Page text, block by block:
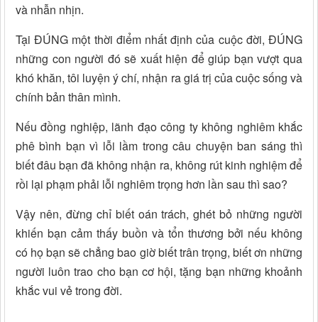
và nhẫn nhịn.
Tại ĐÚNG một thời điểm nhất định của cuộc đời, ĐÚNG
những con người đó sẽ xuất hiện để giúp bạn vượt qua
khó khăn, tôi luyện ý chí, nhận ra giá trị của cuộc sống và
chính bản thân mình.
Nếu đồng nghiệp, lãnh đạo công ty không nghiêm khắc
phê bình bạn vì lỗi lầm trong câu chuyện ban sáng thì
biết đâu bạn đã không nhận ra, không rút kinh nghiệm để
rồi lại phạm phải lỗi nghiêm trọng hơn lần sau thì sao?
Vậy nên, đừng chỉ biết oán trách, ghét bỏ những người
khiến bạn cảm thấy buồn và tổn thương bởi nếu không
có họ bạn sẽ chẳng bao giờ biết trân trọng, biết ơn những
người luôn trao cho bạn cơ hội, tặng bạn những khoảnh
khắc vui vẻ trong đời.